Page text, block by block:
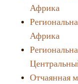
Африка
Африка
Отчаянная